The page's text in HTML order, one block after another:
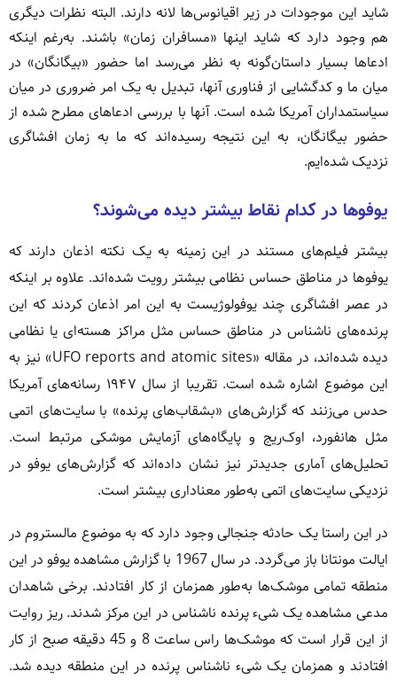
شاید این موجودات در زیر اقیانوس‌ها لانه دارند. البته نظرات دیگری
هم وجود دارد که شاید اینها «مسافران زمان» باشند. به‌رغم اینکه
ادعاها بسیار داستان‌گونه به نظر می‌رسد اما حضور «بیگانگان» در
میان ما و کدگشایی از فناوری آنها، تبدیل به یک امر ضروری در میان
سیاستمداران آمریکا شده است. آنها با بررسی ادعاهای مطرح شده از
حضور بیگانگان، به این نتیجه رسیده‌اند که ما به زمان افشاگری
نزدیک شده‌ایم.
یوفوها در کدام نقاط بیشتر دیده می‌شوند؟
بیشتر فیلم‌های مستند در این زمینه به یک نکته اذعان دارند که
یوفوها در مناطق حساس نظامی بیشتر رویت شده‌اند. علاوه بر اینکه
در عصر افشاگری چند یوفولوژیست به این امر اذعان کردند که این
پرنده‌های ناشناس در مناطق حساس مثل مراکز هسته‌ای یا نظامی
دیده شده‌اند، در مقاله «UFO reports and atomic sites» نیز به
این موضوع اشاره شده است. تقریبا از سال ۱۹۴۷ رسانه‌های آمریکا
حدس می‌زنند که گزارش‌های «بشقاب‌های پرنده» با سایت‌های اتمی
مثل‌ هانفورد، اوک‌ریج و پایگاه‌های آزمایش موشکی مرتبط است.
تحلیل‌های آماری جدیدتر نیز نشان داده‌اند که گزارش‌های یوفو در
نزدیکی سایت‌های اتمی به‌طور معناداری بیشتر است.
در این راستا یک حادثه جنجالی وجود دارد که به موضوع مالستروم در
ایالت مونتانا باز می‌گردد. در سال 1967 با گزارش مشاهده یوفو در این
منطقه تمامی موشک‌ها به‌طور همزمان از کار افتادند. برخی شاهدان
مدعی مشاهده یک شیء پرنده ناشناس در این مرکز شدند. ریز روایت
از این قرار است که موشک‌ها راس ساعت 8 و 45 دقیقه صبح از کار
افتادند و همزمان یک شی‌ء ناشناس پرنده در این منطقه دیده شد.